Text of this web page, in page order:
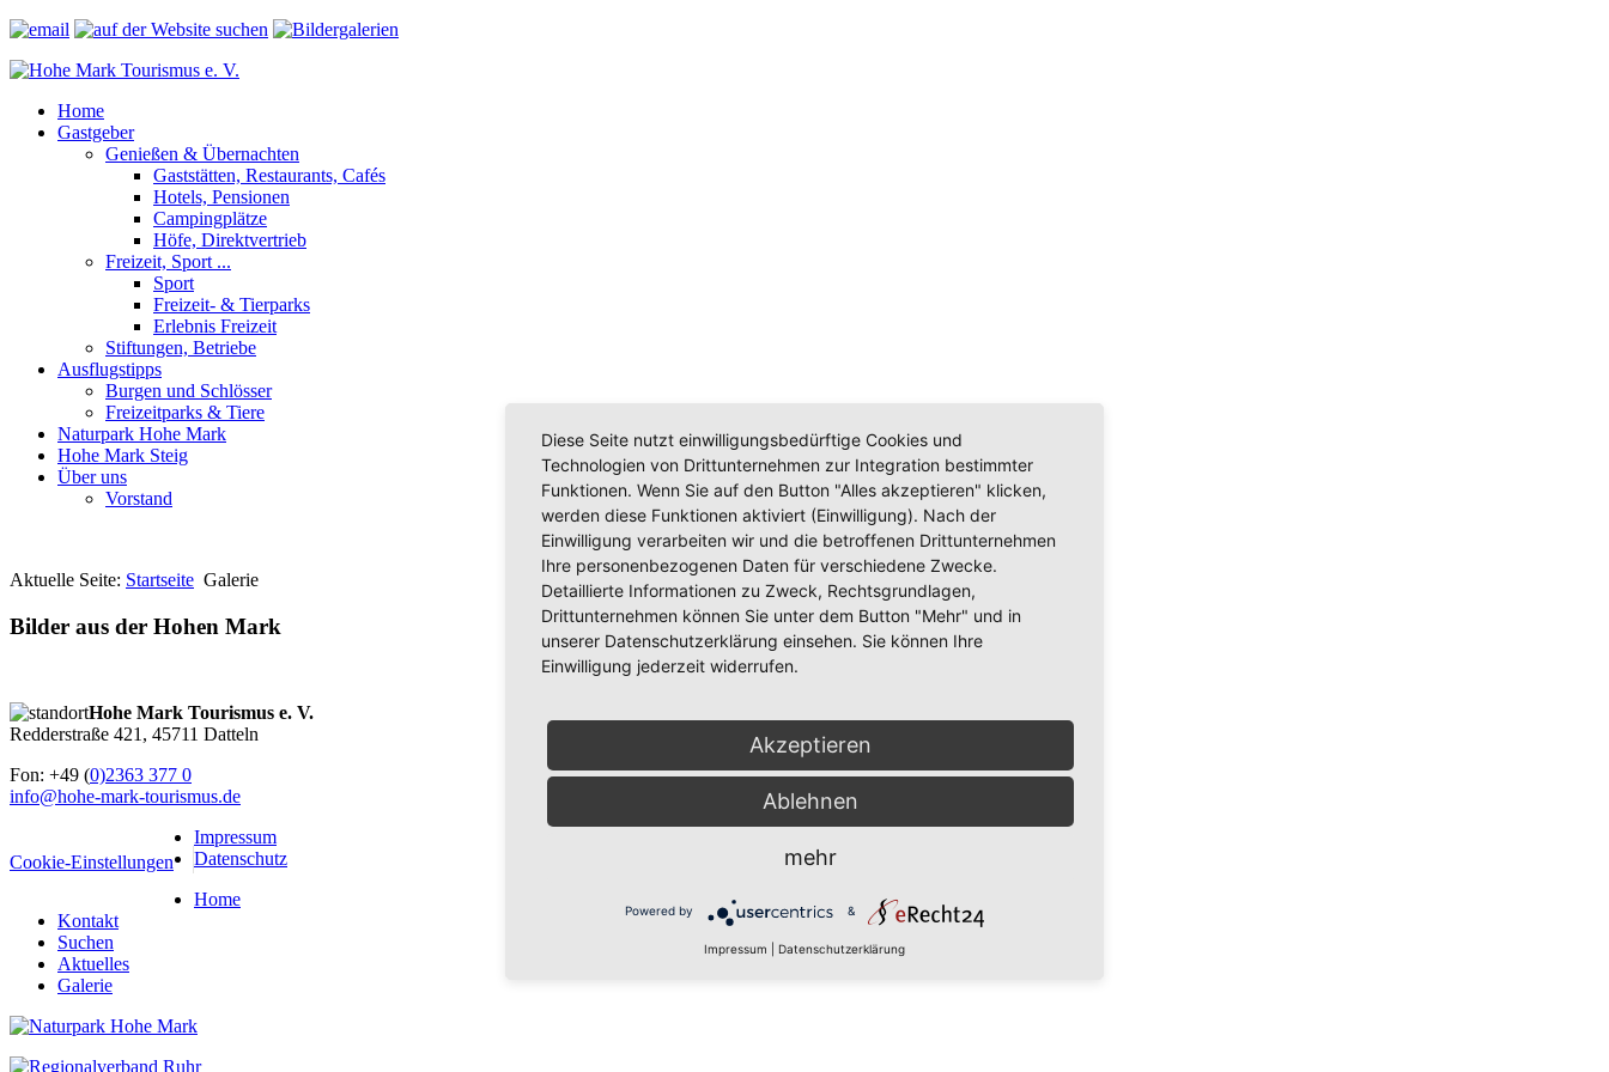
Home
Gastgeber
Genießen & Übernachten
Gaststätten, Restaurants, Cafés
Hotels, Pensionen
Campingplätze
Höfe, Direktvertrieb
Freizeit, Sport ...
Sport
Freizeit- & Tierparks
Erlebnis Freizeit
Stiftungen, Betriebe
Ausflugstipps
Burgen und Schlösser
Freizeitparks & Tiere
Naturpark Hohe Mark
Hohe Mark Steig
Über uns
Vorstand
Aktuelle Seite: Startseite Galerie
Bilder aus der Hohen Mark
Hohe Mark Tourismus e. V.
Redderstraße 421, 45711 Datteln
Fon: +49 (0)2363 377 0
info@hohe-mark-tourismus.de
Cookie-Einstellungen
Impressum
Datenschutz
Home
Kontakt
Suchen
Aktuelles
Galerie
Diese Seite nutzt einwilligungsbedürftige Cookies und
Technologien von Drittunternehmen zur Integration bestimmter
Funktionen. Wenn Sie auf den Button "Alles akzeptieren" klicken,
werden diese Funktionen aktiviert (Einwilligung). Nach der
Einwilligung verarbeiten wir und die betroffenen Drittunternehmen
Ihre personenbezogenen Daten für verschiedene Zwecke.
Detaillierte Informationen zu Zweck, Rechtsgrundlagen,
Drittunternehmen können Sie unter dem Button "Mehr" und in
unserer Datenschutzerklärung einsehen. Sie können Ihre
Einwilligung jederzeit widerrufen.
Akzeptieren
Ablehnen
mehr
Powered by &
Impressum Datenschutzerklärung